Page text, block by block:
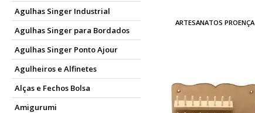
Agulhas Singer Industrial
Agulhas Singer para Bordados
Agulhas Singer Ponto Ajour
Agulheiros e Alfinetes
Alças e Fechos Bolsa
Amigurumi
ARTESANATOS PROENÇA